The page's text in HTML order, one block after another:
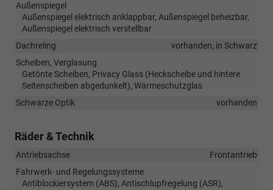
Außenspiegel
Außenspiegel elektrisch anklappbar, Außenspiegel beheizbar,
Außenspiegel elektrisch verstellbar
Dachreling
vorhanden, in Schwarz
Scheiben, Verglasung
Getönte Scheiben, Privacy Glass (Heckscheibe und hintere
Seitenscheiben abgedunkelt), Wärmeschutzglas
Schwarze Optik
vorhanden
Räder & Technik
Antriebsachse
Frontantrieb
Fahrwerk- und Regelungssysteme
Antiblockiersystem (ABS), Antischlupfregelung (ASR),